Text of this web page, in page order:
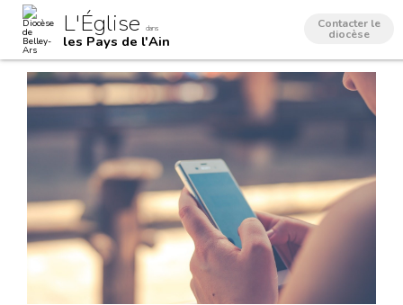
contenu.
Outils
personnels
L'Église dans
les Pays de l'Ain
Contacter le
diocèse